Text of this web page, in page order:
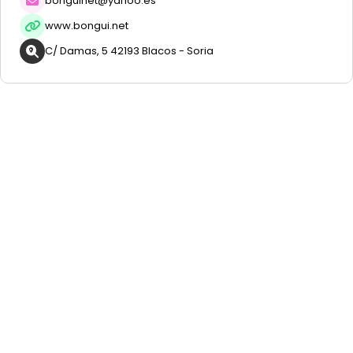
www.bongui.net
C/ Damas, 5 42193 Blacos - Soria